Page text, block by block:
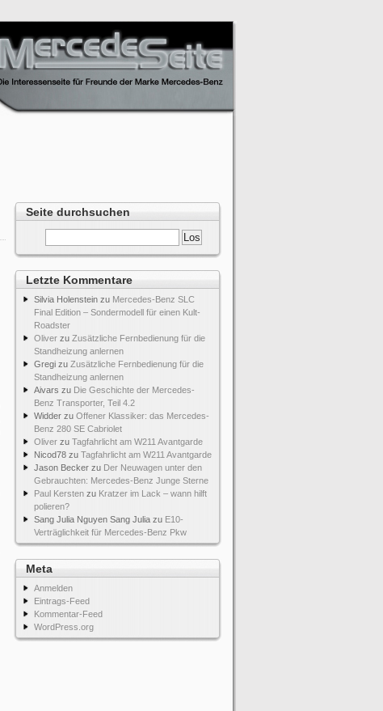
Seite durchsuchen
Letzte Kommentare
Silvia Holenstein zu Mercedes-Benz SLC
Final Edition – Sondermodell für einen Kult-
Roadster
Oliver zu Zusätzliche Fernbedienung für die
Standheizung anlernen
Gregi zu Zusätzliche Fernbedienung für die
Standheizung anlernen
Aivars zu Die Geschichte der Mercedes-
Benz Transporter, Teil 4.2
Widder zu Offener Klassiker: das Mercedes-
Benz 280 SE Cabriolet
Oliver zu Tagfahrlicht am W211 Avantgarde
Nicod78 zu Tagfahrlicht am W211 Avantgarde
Jason Becker zu Der Neuwagen unter den
Gebrauchten: Mercedes-Benz Junge Sterne
Paul Kersten zu Kratzer im Lack – wann hilft
polieren?
Sang Julia Nguyen Sang Julia zu E10-
Verträglichkeit für Mercedes-Benz Pkw
Meta
Anmelden
Eintrags-Feed
Kommentar-Feed
WordPress.org